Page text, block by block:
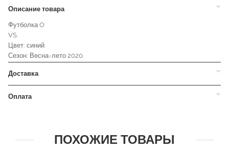
Описание товара
Футболка O
VS.
Цвет: синий.
Сезон: Весна-лето 2020.
Доставка
Оплата
ПОХОЖИЕ ТОВАРЫ